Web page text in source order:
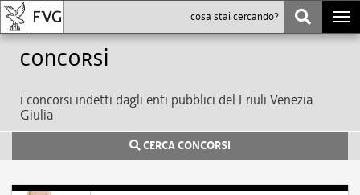
Concorsi
i concorsi indetti dagli enti pubblici del Friuli Venezia
Giulia
CERCA CONCORSI